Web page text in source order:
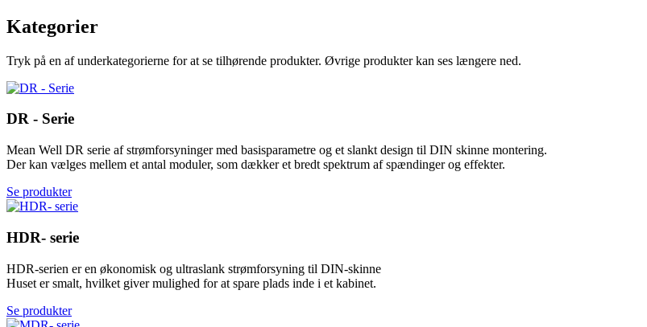
Kategorier
Tryk på en af underkategorierne for at se tilhørende produkter. Øvrige produkter kan ses længere ned.
DR - Serie
Mean Well DR serie af strømforsyninger med basisparametre og et slankt design til DIN skinne montering.
Der kan vælges mellem et antal moduler, som dækker et bredt spektrum af spændinger og effekter.
Se produkter
HDR- serie
HDR-serien er en økonomisk og ultraslank strømforsyning til DIN-skinne
Huset er smalt, hvilket giver mulighed for at spare plads inde i et kabinet.
Se produkter